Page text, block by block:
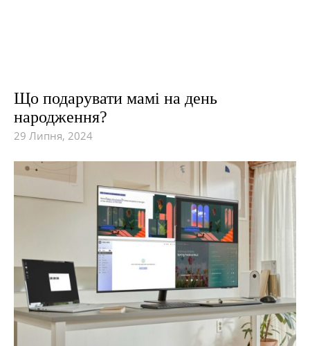
Що подарувати мамі на день
народження?
29 Липня, 2024